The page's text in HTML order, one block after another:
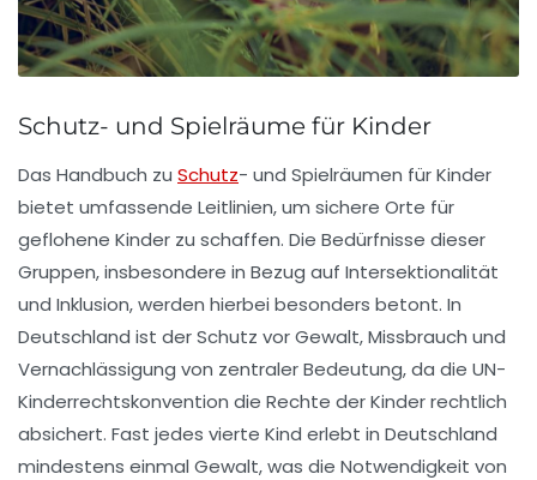
Schutz- und Spielräume für Kinder
Das Handbuch zu Schutz- und Spielräumen für Kinder
bietet umfassende Leitlinien, um sichere Orte für
geflohene Kinder zu schaffen. Die Bedürfnisse dieser
Gruppen, insbesondere in Bezug auf Intersektionalität
und Inklusion, werden hierbei besonders betont. In
Deutschland ist der Schutz vor Gewalt, Missbrauch und
Vernachlässigung von zentraler Bedeutung, da die UN-
Kinderrechtskonvention die Rechte der Kinder rechtlich
absichert. Fast jedes vierte Kind erlebt in Deutschland
mindestens einmal Gewalt, was die Notwendigkeit von